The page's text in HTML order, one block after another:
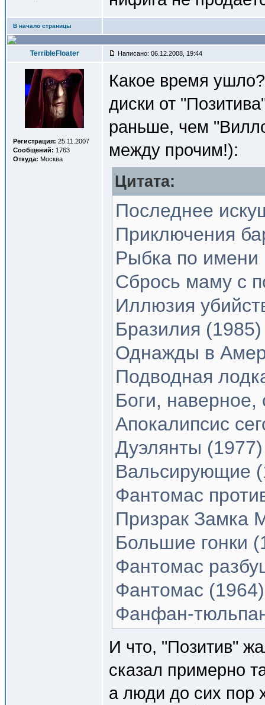
В начало страницы
TerribleFloater Написано: 06.12.2008, 19:44
Регистрация: 25.11.2007
Сообщений: 1763
Откуда: Москва
Какое время
диски от
раньше, чем
между прочим!):
Цитата:
Последнее
Приключения
Рыбка по имени
Сбрось маму с
Иллюзия
Бразилия (1985)
Однажды в
Подводная
Боги,
Апокалипсис
Дуэлянты (1977)
Вальсирующие
Фантомас
Призрак Замка
Большие гонки
Фантомас
Фантомас (1964)
Фанфан-
И что, "Позитив"
сказал примерно
а люди до сих пор